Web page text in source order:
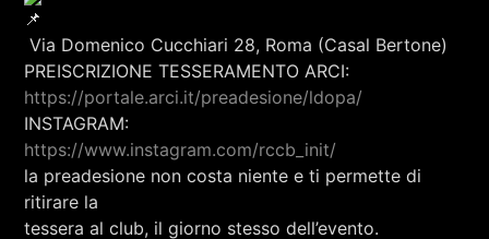
+393401974468
Sostieni Radio Città Aperta
Via Domenico Cucchiari 28, Roma (Casal Bertone)
PREISCRIZIONE TESSERAMENTO ARCI:
https://portale.arci.it/preadesione/ldopa/
INSTAGRAM:
https://www.instagram.com/rccb_init/
la preadesione non costa niente e ti permette di
ritirare la
tessera al club, il giorno stesso dell’evento.